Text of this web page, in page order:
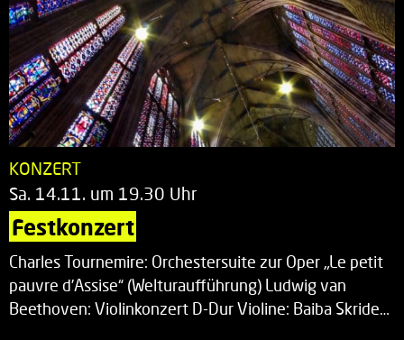
KONZERT
Sa. 14.11. um 19.30 Uhr
Festkonzert
Charles Tournemire: Orchestersuite zur Oper „Le petit
pauvre d’Assise“ (Welturaufführung) Ludwig van
Beethoven: Violinkonzert D-Dur Violine: Baiba Skride…